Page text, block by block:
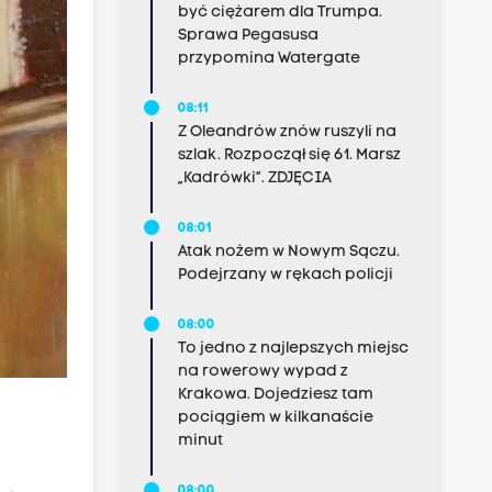
być ciężarem dla Trumpa.
Sprawa Pegasusa
przypomina Watergate
08:11
Z Oleandrów znów ruszyli na
szlak. Rozpoczął się 61. Marsz
„Kadrówki”. ZDJĘCIA
08:01
Atak nożem w Nowym Sączu.
Podejrzany w rękach policji
08:00
To jedno z najlepszych miejsc
na rowerowy wypad z
Krakowa. Dojedziesz tam
pociągiem w kilkanaście
minut